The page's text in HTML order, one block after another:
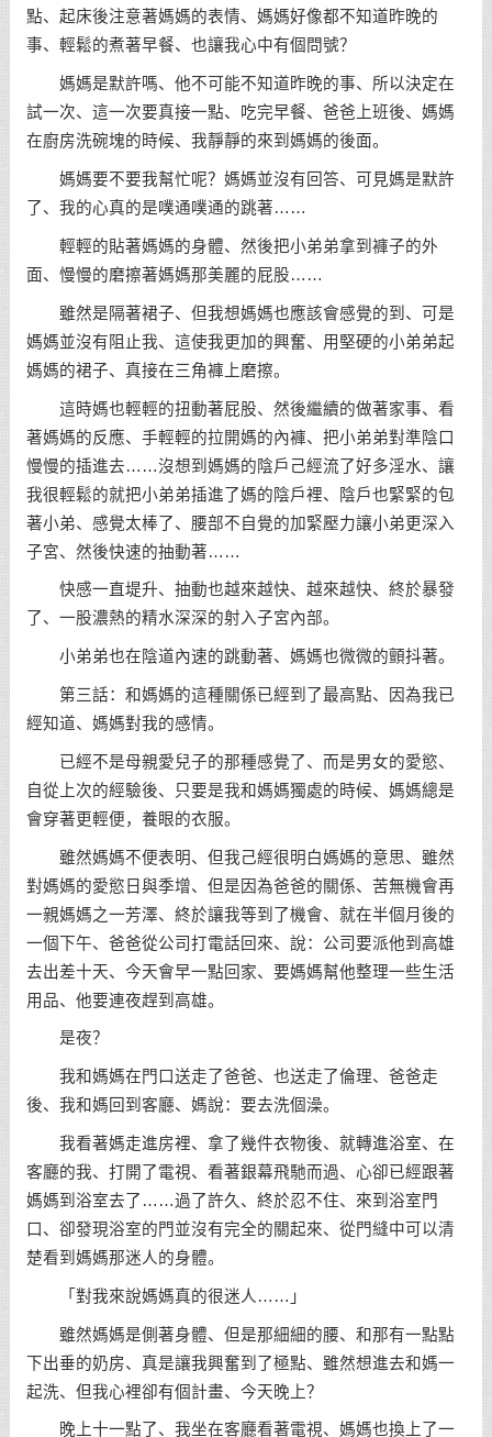
點、起床後注意著媽媽的表情、媽媽好像都不知道昨晚的
事、輕鬆的煮著早餐、也讓我心中有個問號？
媽媽是默許嗎、他不可能不知道昨晚的事、所以決定在
試一次、這一次要真接一點、吃完早餐、爸爸上班後、媽媽
在廚房洗碗塊的時候、我靜靜的來到媽媽的後面。
媽媽要不要我幫忙呢？媽媽並沒有回答、可見媽是默許
了、我的心真的是噗通噗通的跳著……
輕輕的貼著媽媽的身體、然後把小弟弟拿到褲子的外
面、慢慢的磨擦著媽媽那美麗的屁股……
雖然是隔著裙子、但我想媽媽也應該會感覺的到、可是
媽媽並沒有阻止我、這使我更加的興奮、用堅硬的小弟弟起
媽媽的裙子、真接在三角褲上磨擦。
這時媽也輕輕的扭動著屁股、然後繼續的做著家事、看
著媽媽的反應、手輕輕的拉開媽的內褲、把小弟弟對準陰口
慢慢的插進去……沒想到媽媽的陰戶己經流了好多淫水、讓
我很輕鬆的就把小弟弟插進了媽的陰戶裡、陰戶也緊緊的包
著小弟、感覺太棒了、腰部不自覺的加緊壓力讓小弟更深入
子宮、然後快速的抽動著……
快感一直堤升、抽動也越來越快、越來越快、終於暴發
了、一股濃熱的精水深深的射入子宮內部。
小弟弟也在陰道內速的跳動著、媽媽也微微的顫抖著。
第三話：和媽媽的這種關係已經到了最高點、因為我已
經知道、媽媽對我的感情。
已經不是母親愛兒子的那種感覺了、而是男女的愛慾、
自從上次的經驗後、只要是我和媽媽獨處的時候、媽媽總是
會穿著更輕便，養眼的衣服。
雖然媽媽不便表明、但我己經很明白媽媽的意思、雖然
對媽媽的愛慾日與季增、但是因為爸爸的關係、苦無機會再
一親媽媽之一芳澤、終於讓我等到了機會、就在半個月後的
一個下午、爸爸從公司打電話回來、說：公司要派他到高雄
去出差十天、今天會早一點回家、要媽媽幫他整理一些生活
用品、他要連夜趕到高雄。
是夜？
我和媽媽在門口送走了爸爸、也送走了倫理、爸爸走
後、我和媽回到客廳、媽說：要去洗個澡。
我看著媽走進房裡、拿了幾件衣物後、就轉進浴室、在
客廳的我、打開了電視、看著銀幕飛馳而過、心卻已經跟著
媽媽到浴室去了……過了許久、終於忍不住、來到浴室門
口、卻發現浴室的門並沒有完全的關起來、從門縫中可以清
楚看到媽媽那迷人的身體。
「對我來說媽媽真的很迷人……」
雖然媽媽是側著身體、但是那細細的腰、和那有一點點
下出垂的奶房、真是讓我興奮到了極點、雖然想進去和媽一
起洗、但我心裡卻有個計畫、今天晚上？
晚上十一點了、我坐在客廳看著電視、媽媽也換上了一